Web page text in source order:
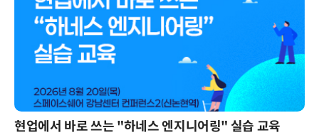
현업에서 바로 쓰는 "하네스 엔지니어링" 실습 교육